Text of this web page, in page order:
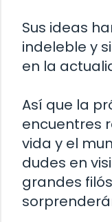
Sus ideas
indeleble y
en la
Así que la
encuentres
vida y el
dudes en
grandes